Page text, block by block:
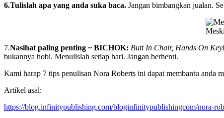
6.Tulislah apa yang anda suka baca. Jangan bimbangkan jualan.
7.Nasihat paling penting ~ BICHOK: Butt In Chair, Hands On
bukannya hobi. Menulislah setiap hari. Jangan berhenti.
Kami harap 7 tips penulisan Nora Roberts ini dapat membantu anda
Artikel asal:
https://blog.infinitypublishing.com/bloginfinitypublishingcom/nora-